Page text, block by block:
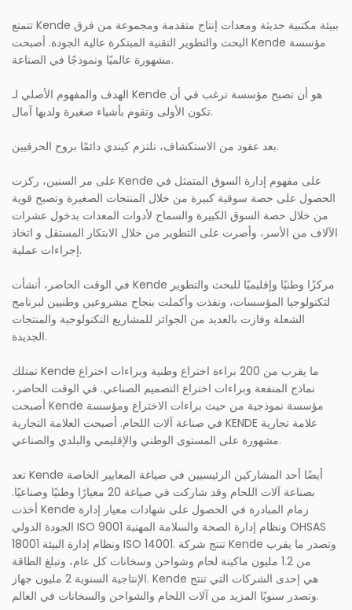
تتمتع Kende ببيئة مكتبية حديثة ومعدات إنتاج متقدمة ومجموعة من فرق
البحث والتطوير التقنية المبتكرة عالية الجودة. أصبحت Kende مؤسسة
مشهورة عالميًا ونموذجًا في الصناعة.
الهدف والمفهوم الأصلي لـ Kende هو أن تصبح مؤسسة ترغب في أن
تكون الأولى وتقوم بأشياء صغيرة ولديها آمال.
بعد عقود من الاستكشاف، تلتزم كيندي دائمًا بروح الحرفيين.
على مر السنين، ركزت Kende على مفهوم إدارة السوق المتمثل في
الحصول على حصة سوقية كبيرة من خلال المنتجات الصغيرة وتصبح قوية
من خلال حصة السوق الكبيرة والسماح لأدوات المعدات بدخول عشرات
الآلاف من الأسر، وأصرت على التطوير من خلال الابتكار المستقل و اتخاذ
إجراءات عملية.
في الوقت الحاضر، أنشأت Kende مركزًا وطنيًا وإقليميًا للبحث والتطوير
لتكنولوجيا المؤسسات، ونفذت وأكملت بنجاح مشروعين وطنيين لبرنامج
الشعلة وفازت بالعديد من الجوائز للمشاريع التكنولوجية والمنتجات
الجديدة.
تمتلك Kende ما يقرب من 200 براءة اختراع وطنية وبراءات اختراع
نماذج المنفعة وبراءات اختراع التصميم الصناعي. في الوقت الحاضر،
أصبحت Kende مؤسسة نموذجية من حيث براءات الاختراع ومؤسسة
في صناعة آلات اللحام. أصبحت العلامة التجارية KENDE علامة تجارية
مشهورة على المستوى الوطني والإقليمي والبلدي والصناعي.
تعد Kende أيضًا أحد المشاركين الرئيسيين في صياغة المعايير الخاصة
بصناعة آلات اللحام وقد شاركت في صياغة 20 معيارًا وطنيًا وصناعيًا.
أخذت Kende زمام المبادرة في الحصول على شهادات معيار إدارة
الجودة الدولي ISO 9001 ونظام إدارة الصحة والسلامة المهنية OHSAS
18001 ونظام إدارة البيئة ISO 14001. تنتج شركة Kende وتصدر ما يقرب
من 1.2 مليون ماكينة لحام وشواحن وسخانات كل عام، وتبلغ الطاقة
الإنتاجية السنوية 2 مليون جهاز. Kende هي إحدى الشركات التي تنتج
وتصدر سنويًا المزيد من آلات اللحام والشواحن والسخانات في العالم.